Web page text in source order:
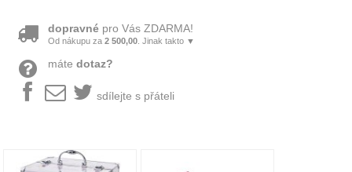
dopravnépro Vás ZDARMA!
Od nákupu za 2 500,00. Jinak takto ▼
máte dotaz?
sdílejte s přáteli